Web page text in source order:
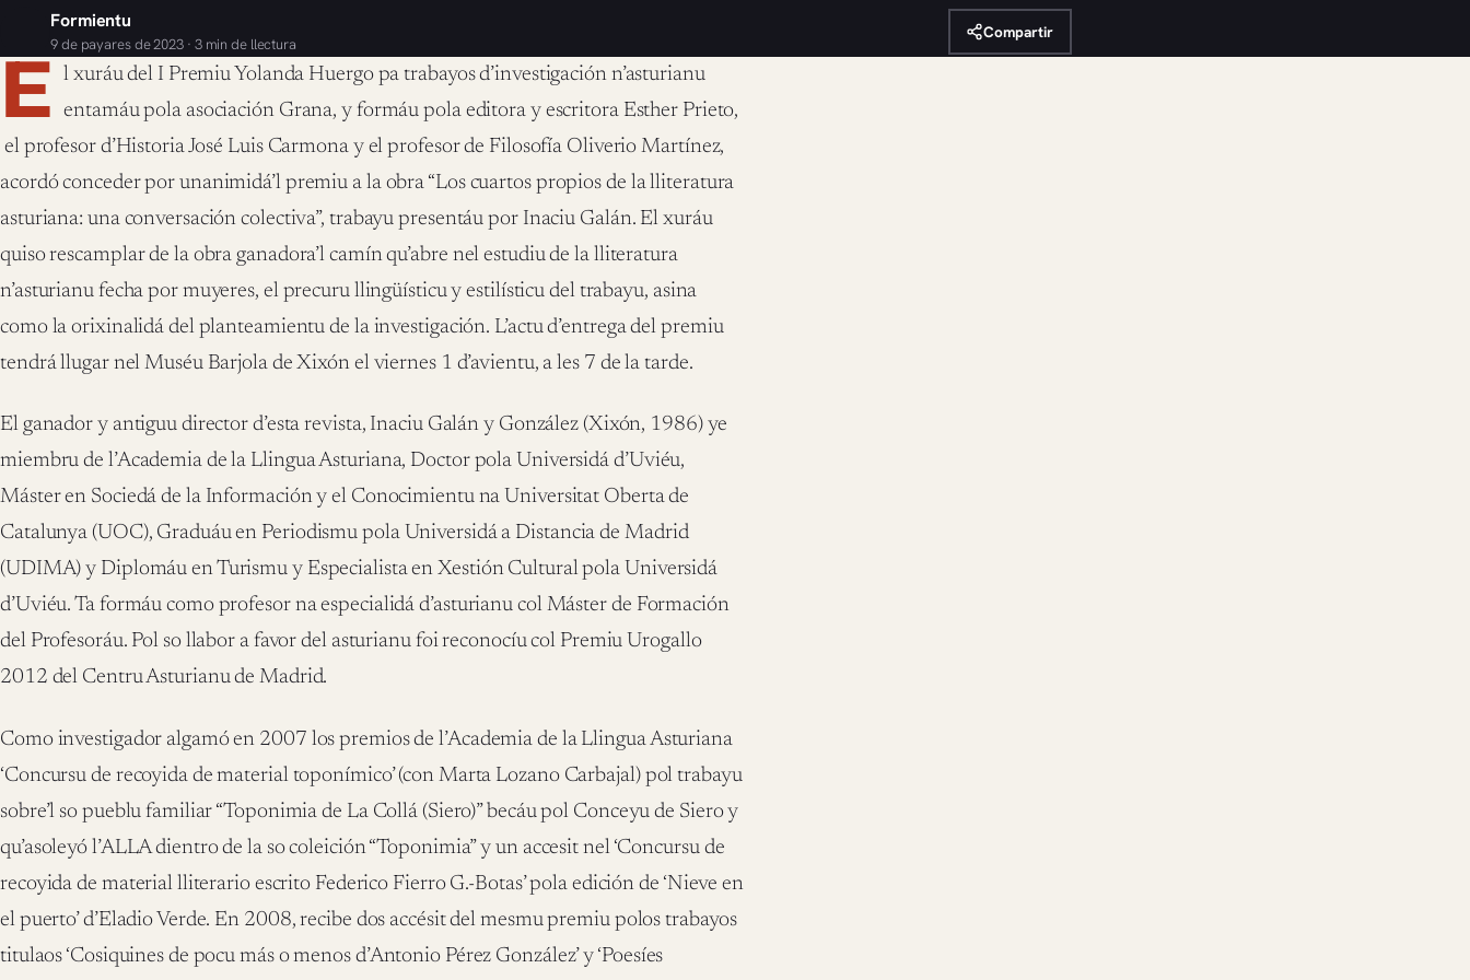
Formientu
9 de payares de 2023 · 3 min de llectura
Compartir
E l xuráu del I Premiu Yolanda Huergo pa trabayos d’investigación n’asturianu
entamáu pola asociación Grana, y formáu pola editora y escritora Esther Prieto,
el profesor d’Historia José Luis Carmona y el profesor de Filosofía Oliverio Martínez,
acordó conceder por unanimidá’l premiu a la obra “Los cuartos propios de la lliteratura
asturiana: una conversación colectiva”, trabayu presentáu por Inaciu Galán. El xuráu
quiso rescamplar de la obra ganadora’l camín qu’abre nel estudiu de la lliteratura
n’asturianu fecha por muyeres, el precuru llingüísticu y estilísticu del trabayu, asina
como la orixinalidá del planteamientu de la investigación. L’actu d’entrega del premiu
tendrá llugar nel Muséu Barjola de Xixón el viernes 1 d’avientu, a les 7 de la tarde.
El ganador y antiguu director d’esta revista, Inaciu Galán y González (Xixón, 1986) ye
miembru de l’Academia de la Llingua Asturiana, Doctor pola Universidá d’Uviéu,
Máster en Sociedá de la Información y el Conocimientu na Universitat Oberta de
Catalunya (UOC), Graduáu en Periodismu pola Universidá a Distancia de Madrid
(UDIMA) y Diplomáu en Turismu y Especialista en Xestión Cultural pola Universidá
d’Uviéu. Ta formáu como profesor na especialidá d’asturianu col Máster de Formación
del Profesoráu. Pol so llabor a favor del asturianu foi reconocíu col Premiu Urogallo
2012 del Centru Asturianu de Madrid.
Como investigador algamó en 2007 los premios de l’Academia de la Llingua Asturiana
‘Concursu de recoyida de material toponímico’ (con Marta Lozano Carbajal) pol trabayu
sobre’l so pueblu familiar “Toponimia de La Collá (Siero)” becáu pol Conceyu de Siero y
qu’asoleyó l’ALLA dientro de la so coleición “Toponimia” y un accesit nel ‘Concursu de
recoyida de material lliterario escrito Federico Fierro G.-Botas’ pola edición de ‘Nieve en
el puerto’ d’Eladio Verde. En 2008, recibe dos accésit del mesmu premiu polos trabayos
titulaos ‘Cosiquines de pocu más o menos d’Antonio Pérez González’ y ‘Poesíes